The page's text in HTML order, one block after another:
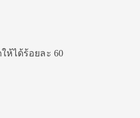
ห้ได้ร้อยละ 60